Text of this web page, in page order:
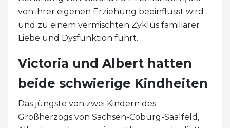
von ihrer eigenen Erziehung beeinflusst wird
und zu einem vermischten Zyklus familiärer
Liebe und Dysfunktion führt.
Victoria und Albert hatten
beide schwierige Kindheiten
Das jüngste von zwei Kindern des
Großherzogs von Sachsen-Coburg-Saalfeld,